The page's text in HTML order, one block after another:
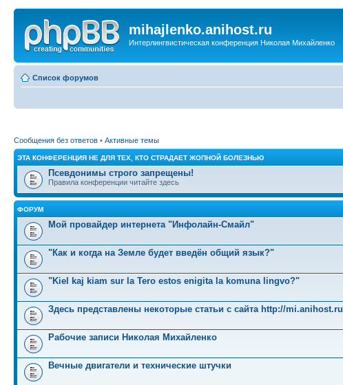
mihajlenko.anihost.ru
Интерлингвистическая конференция Николая Михайленко
Список форумов
Сообщения без ответов • Активные темы
ЭТА КОНФЕРЕНЦИЯ НЕ ДЛЯ ТЕХ, КТО СТРАДАЕТ ЖОПНОЙ БОЛЕЗНЬЮ
Псевдонимы строго запрещены!
Правила конференции читайте здесь
ФОРУМ
Мой провайдер интернета "Инфолайн-Смайл"
"Как и когда на Земле будет введён общий язык?"
"Kiel kaj kiam sur la Tero estos enigita la komuna lingvo?"
Здесь представлены некоторые статьи с сайта http://mi.anihost.ru
Рабочие записи Николая Михайленко
Вечные двигатели и технические штучки